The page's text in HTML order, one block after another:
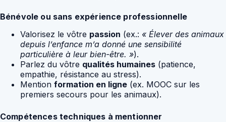
Bénévole ou sans expérience professionnelle
Valorisez le vôtre passion (ex.: « Élever des animaux
depuis l’enfance m’a donné une sensibilité
particulière à leur bien-être. »).
Parlez du vôtre qualités humaines (patience,
empathie, résistance au stress).
Mention formation en ligne (ex. MOOC sur les
premiers secours pour les animaux).
Compétences techniques à mentionner